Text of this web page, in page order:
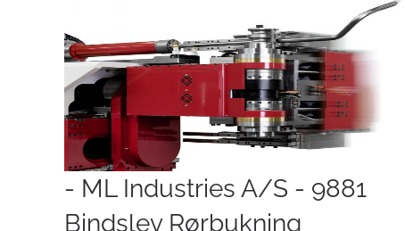
- ML Industries A/S - 9881
Bindslev Rørbukning